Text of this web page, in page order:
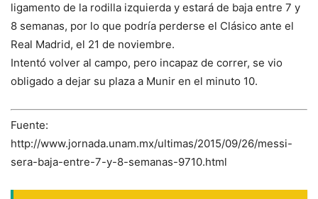
ligamento de la rodilla izquierda y estará de baja entre 7 y
8 semanas, por lo que podría perderse el Clásico ante el
Real Madrid, el 21 de noviembre.
Intentó volver al campo, pero incapaz de correr, se vio
obligado a dejar su plaza a Munir en el minuto 10.
Fuente:
http://www.jornada.unam.mx/ultimas/2015/09/26/messi-
sera-baja-entre-7-y-8-semanas-9710.html